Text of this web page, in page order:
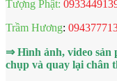
Tượng Phật:
Trầm Hương:
⇒ Hình ảnh, video sản
chụp và quay lại chân